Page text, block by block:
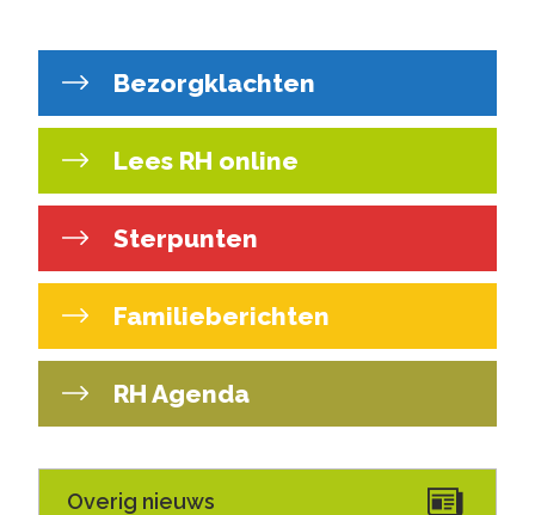
Bezorgklachten
Lees RH online
Sterpunten
Familieberichten
RH Agenda
Overig nieuws